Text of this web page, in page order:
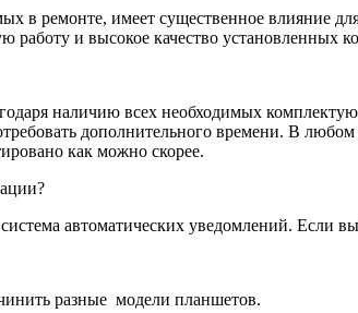
в ремонте, имеет существенное влияние
и высокое качество установленных
наличию всех необходимых
дополнительного времени. В
как можно скорее.
автоматических уведомлений. Если
разные модели планшетов.